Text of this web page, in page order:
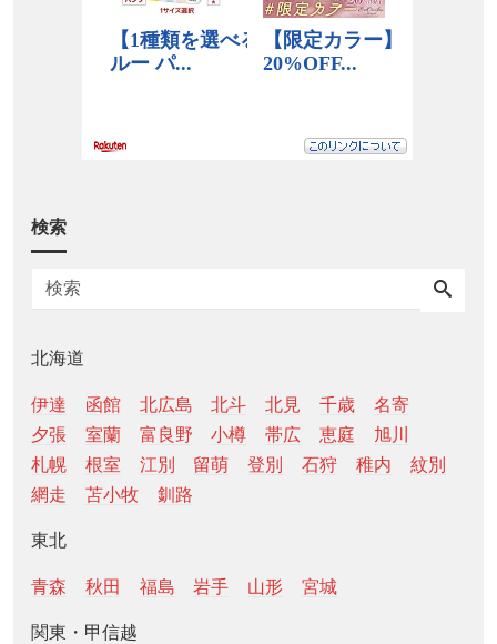
検索
北海道
伊達 函館 北広島 北斗 北見 千歳
名寄
夕張
室蘭 富良野 小樽 帯広 恵庭
旭川
札幌
根室 江別 留萌 登別 石狩 稚内
紋別
網走
苫小牧 釧路
東北
青森 秋田 福島 岩手 山形 宮城
関東・甲信越